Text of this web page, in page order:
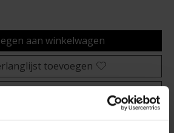
aan winkelwagen
toevoegen